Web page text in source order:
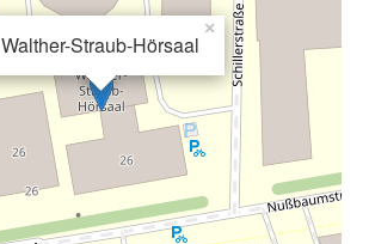
Walther-Straub-Hörsaal
×